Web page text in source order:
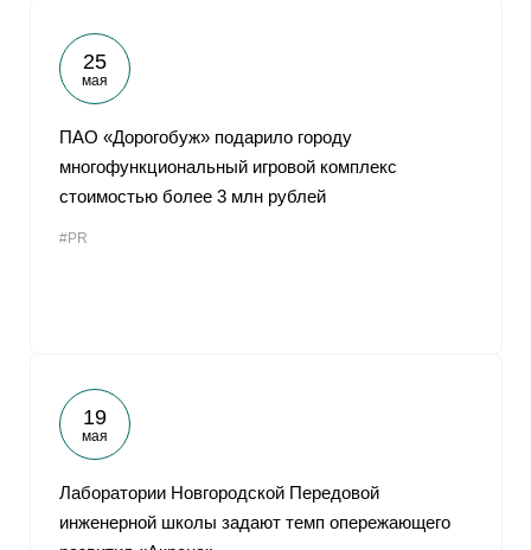
25
мая
ПАО «Дорогобуж» подарило городу
многофункциональный игровой комплекс
стоимостью более 3 млн рублей
#PR
19
мая
Лаборатории Новгородской Передовой
инженерной школы задают темп опережающего